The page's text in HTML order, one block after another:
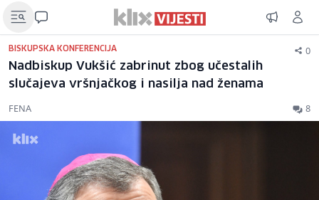
BISKUPSKA KONFERENCIJA 0
Nadbiskup Vukšić zabrinut zbog učestalih
slučajeva vršnjačkog i nasilja nad ženama
FENA 8